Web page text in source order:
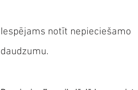
Iespējams notīt nepieciešamo
daudzumu.